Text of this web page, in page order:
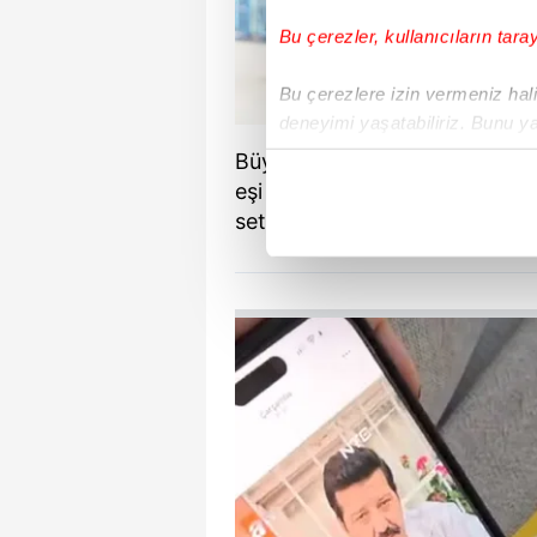
Bu çerezler, kullanıcıların
Bu çerezlere izin vermeniz
deneyimi yaşatabiliriz. Bunu
içerikleri sunabilmek adına
çerezler vasıtasıyla çeşitli
amacıyla kullanılmaktadır.
reklam/pazarlama faaliyetlerinin
Çerezlere ilişkin tercihlerinizi
butonuna tıklayabilir,Çerez
6698 sayılı Kişisel Verilerin
Büyük ilgi gören sevimli
eşi İlker Aksum'un atv
setinden bir karesini kızına